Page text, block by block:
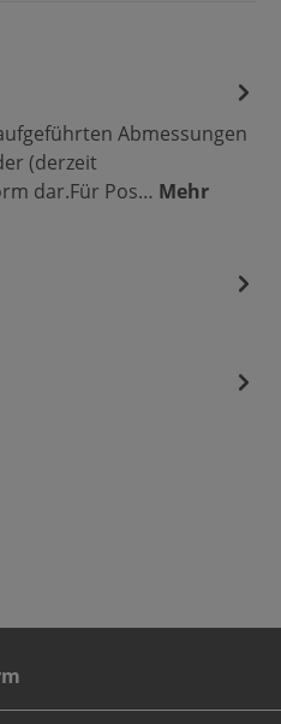
Abmessungen
(derzeit
dar.Für Pos… Mehr